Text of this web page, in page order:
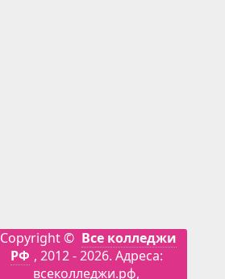
Copyright © Все колледжи
РФ , 2012 - 2026. Адреса:
всеколледжи.рф,